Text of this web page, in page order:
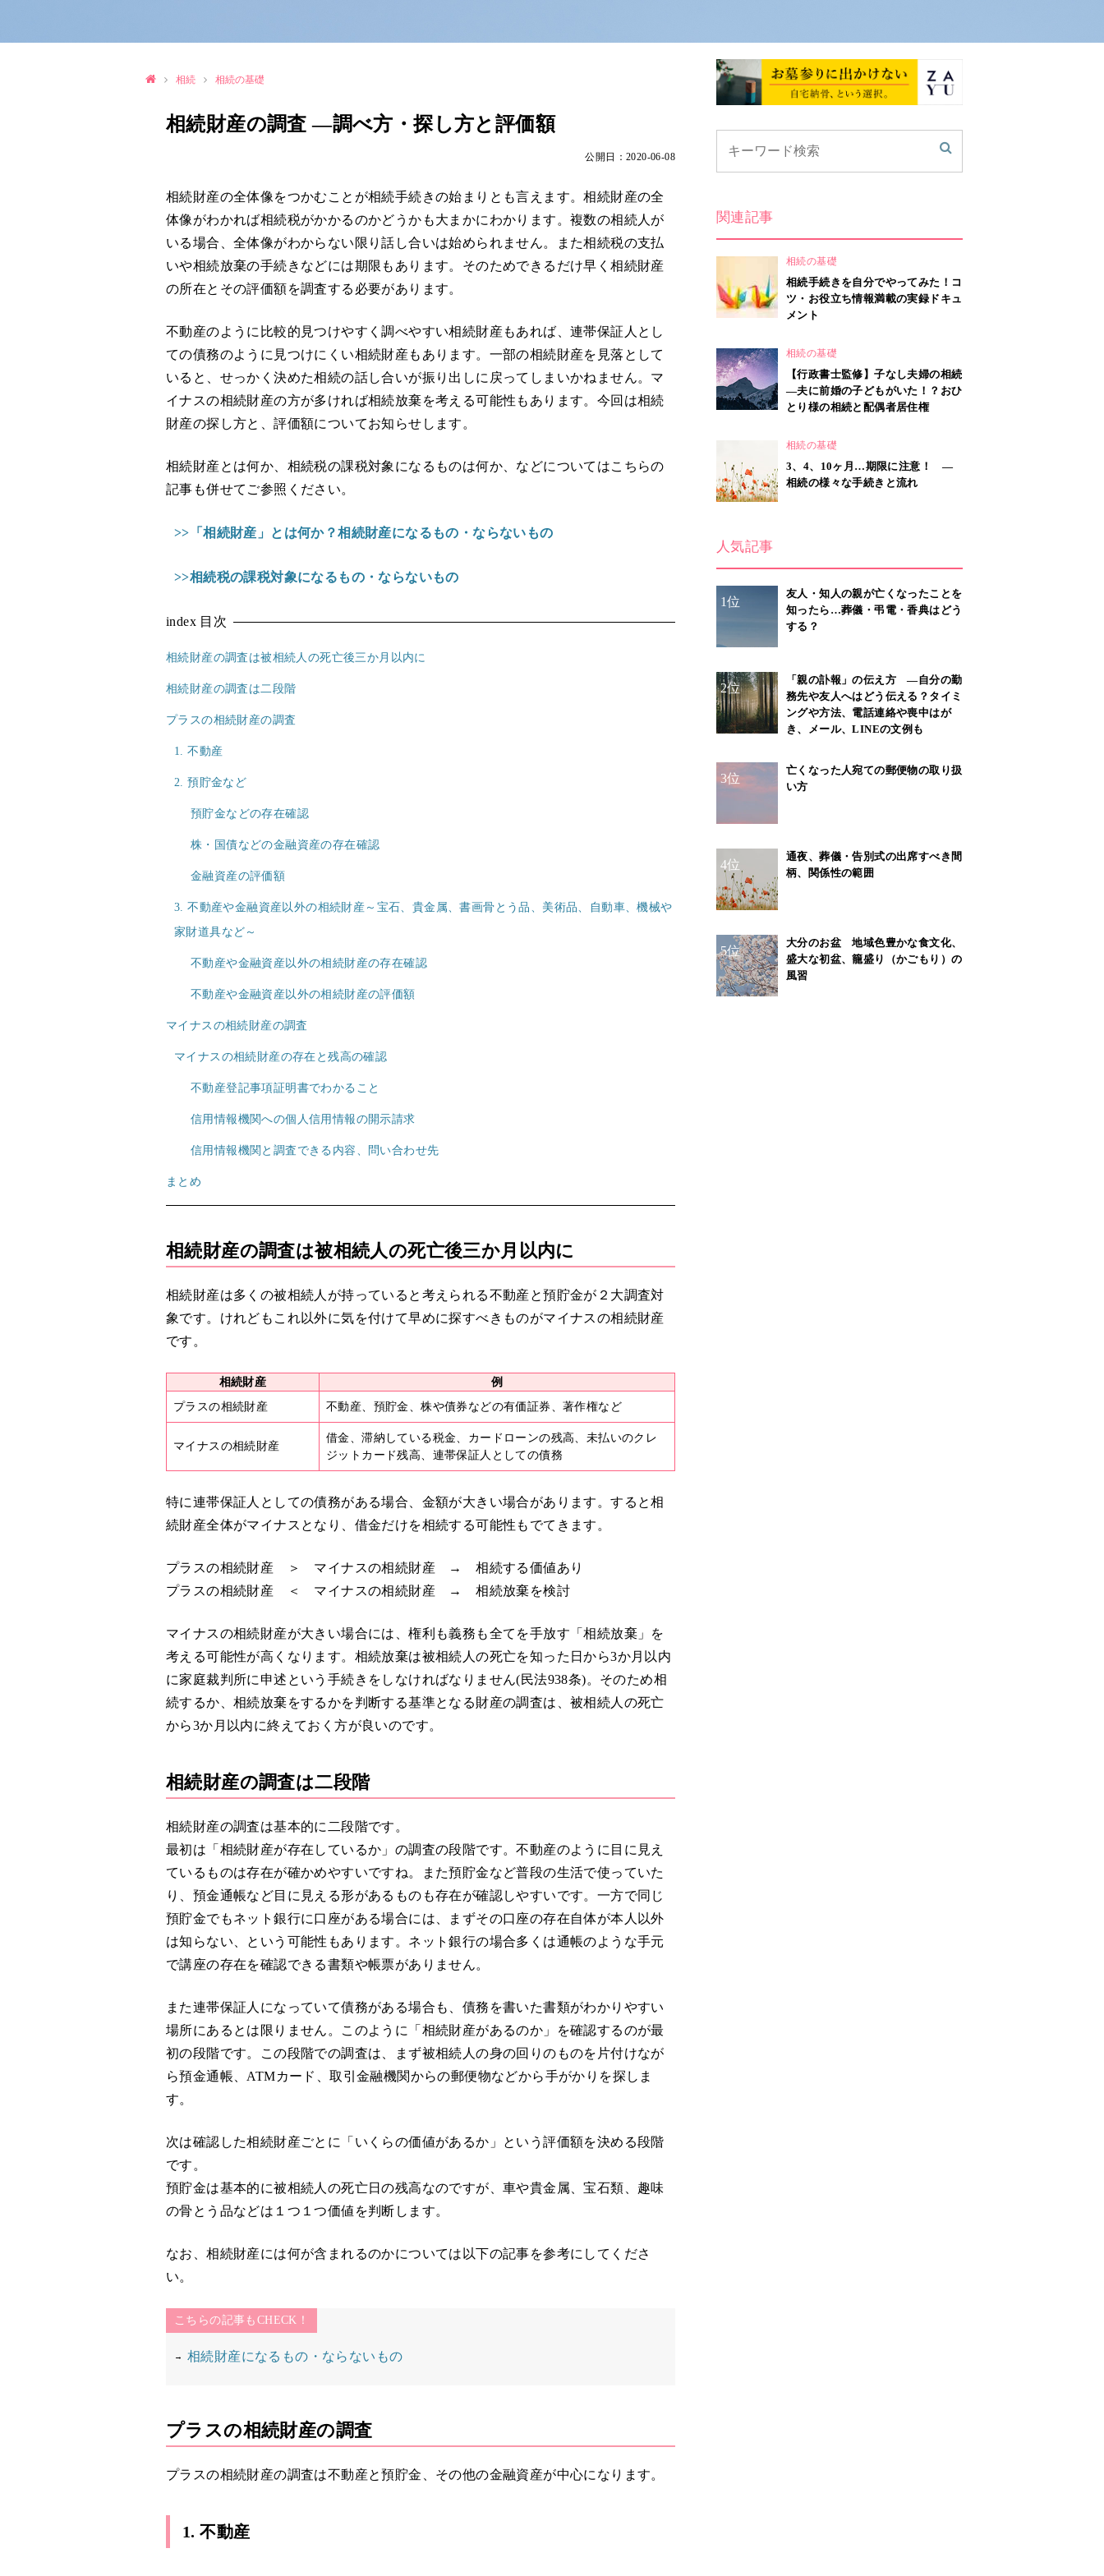
相続 相続の基礎
相続財産の調査 ―調べ方・探し方と評価額
公開日：2020-06-08
相続財産の全体像をつかむことが相続手続きの始まりとも言えます。相続財産の全
体像がわかれば相続税がかかるのかどうかも大まかにわかります。複数の相続人が
いる場合、全体像がわからない限り話し合いは始められません。また相続税の支払
いや相続放棄の手続きなどには期限もあります。そのためできるだけ早く相続財産
の所在とその評価額を調査する必要があります。
不動産のように比較的見つけやすく調べやすい相続財産もあれば、連帯保証人とし
ての債務のように見つけにくい相続財産もあります。一部の相続財産を見落として
いると、せっかく決めた相続の話し合いが振り出しに戻ってしまいかねません。マ
イナスの相続財産の方が多ければ相続放棄を考える可能性もあります。今回は相続
財産の探し方と、評価額についてお知らせします。
相続財産とは何か、相続税の課税対象になるものは何か、などについてはこちらの
記事も併せてご参照ください。
>>「相続財産」とは何か？相続財産になるもの・ならないもの
>>相続税の課税対象になるもの・ならないもの
index 目次
相続財産の調査は被相続人の死亡後三か月以内に
相続財産の調査は二段階
プラスの相続財産の調査
1. 不動産
2. 預貯金など
預貯金などの存在確認
株・国債などの金融資産の存在確認
金融資産の評価額
3. 不動産や金融資産以外の相続財産～宝石、貴金属、書画骨とう品、美術品、自動車、機械や
家財道具など～
不動産や金融資産以外の相続財産の存在確認
不動産や金融資産以外の相続財産の評価額
マイナスの相続財産の調査
マイナスの相続財産の存在と残高の確認
不動産登記事項証明書でわかること
信用情報機関への個人信用情報の開示請求
信用情報機関と調査できる内容、問い合わせ先
まとめ
相続財産の調査は被相続人の死亡後三か月以内に
相続財産は多くの被相続人が持っていると考えられる不動産と預貯金が２大調査対
象です。けれどもこれ以外に気を付けて早めに探すべきものがマイナスの相続財産
です。
相続財産
例
プラスの相続財産
不動産、預貯金、株や債券などの有価証券、著作権など
マイナスの相続財産
借金、滞納している税金、カードローンの残高、未払いのクレ
ジットカード残高、連帯保証人としての債務
特に連帯保証人としての債務がある場合、金額が大きい場合があります。すると相
続財産全体がマイナスとなり、借金だけを相続する可能性もでてきます。
プラスの相続財産 ＞ マイナスの相続財産 → 相続する価値あり
プラスの相続財産 ＜ マイナスの相続財産 → 相続放棄を検討
マイナスの相続財産が大きい場合には、権利も義務も全てを手放す「相続放棄」を
考える可能性が高くなります。相続放棄は被相続人の死亡を知った日から3か月以内
に家庭裁判所に申述という手続きをしなければなりません(民法938条)。そのため相
続するか、相続放棄をするかを判断する基準となる財産の調査は、被相続人の死亡
から3か月以内に終えておく方が良いのです。
相続財産の調査は二段階
相続財産の調査は基本的に二段階です。
最初は「相続財産が存在しているか」の調査の段階です。不動産のように目に見え
ているものは存在が確かめやすいですね。また預貯金など普段の生活で使っていた
り、預金通帳など目に見える形があるものも存在が確認しやすいです。一方で同じ
預貯金でもネット銀行に口座がある場合には、まずその口座の存在自体が本人以外
は知らない、という可能性もあります。ネット銀行の場合多くは通帳のような手元
で講座の存在を確認できる書類や帳票がありません。
また連帯保証人になっていて債務がある場合も、債務を書いた書類がわかりやすい
場所にあるとは限りません。このように「相続財産があるのか」を確認するのが最
初の段階です。この段階での調査は、まず被相続人の身の回りのものを片付けなが
ら預金通帳、ATMカード、取引金融機関からの郵便物などから手がかりを探しま
す。
次は確認した相続財産ごとに「いくらの価値があるか」という評価額を決める段階
です。
預貯金は基本的に被相続人の死亡日の残高なのですが、車や貴金属、宝石類、趣味
の骨とう品などは１つ１つ価値を判断します。
なお、相続財産には何が含まれるのかについては以下の記事を参考にしてくださ
い。
こちらの記事もCHECK！
相続財産になるもの・ならないもの
プラスの相続財産の調査
プラスの相続財産の調査は不動産と預貯金、その他の金融資産が中心になります。
1. 不動産
関連記事
相続の基礎
相続手続きを自分でやってみた！コ
ツ・お役立ち情報満載の実録ドキュ
メント
相続の基礎
【行政書士監修】子なし夫婦の相続
―夫に前婚の子どもがいた！？おひ
とり様の相続と配偶者居住権
相続の基礎
3、4、10ヶ月…期限に注意！ ―
相続の様々な手続きと流れ
人気記事
1位
友人・知人の親が亡くなったことを
知ったら…葬儀・弔電・香典はどう
する？
2位
「親の訃報」の伝え方 ―自分の勤
務先や友人へはどう伝える？タイミ
ングや方法、電話連絡や喪中はが
き、メール、LINEの文例も
3位
亡くなった人宛ての郵便物の取り扱
い方
4位
通夜、葬儀・告別式の出席すべき間
柄、関係性の範囲
5位
大分のお盆 地域色豊かな食文化、
盛大な初盆、籠盛り（かごもり）の
風習